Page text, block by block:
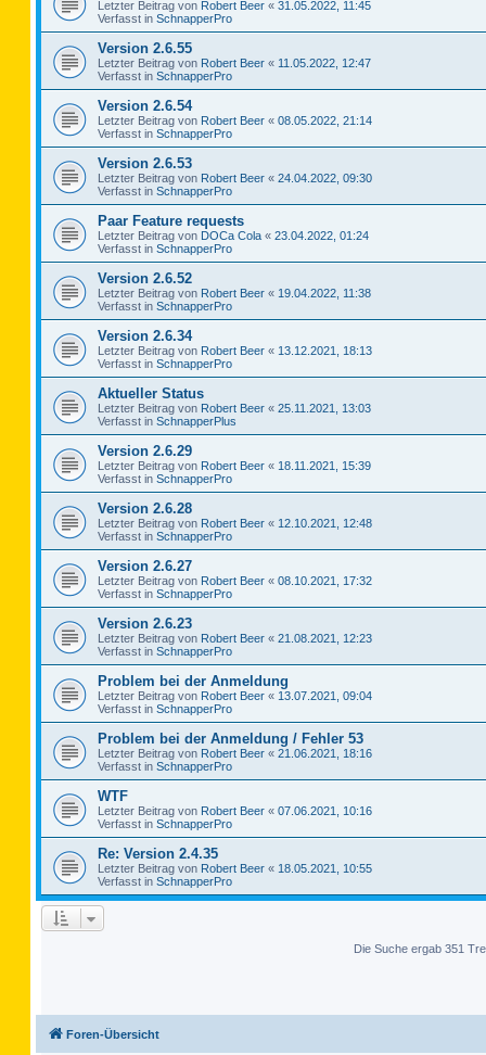
Letzter Beitrag von Robert Beer « 31.05.2022, 11:45
Verfasst in SchnapperPro
Version 2.6.55
Letzter Beitrag von Robert Beer « 11.05.2022, 12:47
Verfasst in SchnapperPro
Version 2.6.54
Letzter Beitrag von Robert Beer « 08.05.2022, 21:14
Verfasst in SchnapperPro
Version 2.6.53
Letzter Beitrag von Robert Beer « 24.04.2022, 09:30
Verfasst in SchnapperPro
Paar Feature requests
Letzter Beitrag von DOCa Cola « 23.04.2022, 01:24
Verfasst in SchnapperPro
Version 2.6.52
Letzter Beitrag von Robert Beer « 19.04.2022, 11:38
Verfasst in SchnapperPro
Version 2.6.34
Letzter Beitrag von Robert Beer « 13.12.2021, 18:13
Verfasst in SchnapperPro
Aktueller Status
Letzter Beitrag von Robert Beer « 25.11.2021, 13:03
Verfasst in SchnapperPlus
Version 2.6.29
Letzter Beitrag von Robert Beer « 18.11.2021, 15:39
Verfasst in SchnapperPro
Version 2.6.28
Letzter Beitrag von Robert Beer « 12.10.2021, 12:48
Verfasst in SchnapperPro
Version 2.6.27
Letzter Beitrag von Robert Beer « 08.10.2021, 17:32
Verfasst in SchnapperPro
Version 2.6.23
Letzter Beitrag von Robert Beer « 21.08.2021, 12:23
Verfasst in SchnapperPro
Problem bei der Anmeldung
Letzter Beitrag von Robert Beer « 13.07.2021, 09:04
Verfasst in SchnapperPro
Problem bei der Anmeldung / Fehler 53
Letzter Beitrag von Robert Beer « 21.06.2021, 18:16
Verfasst in SchnapperPro
WTF
Letzter Beitrag von Robert Beer « 07.06.2021, 10:16
Verfasst in SchnapperPro
Re: Version 2.4.35
Letzter Beitrag von Robert Beer « 18.05.2021, 10:55
Verfasst in SchnapperPro
Die Suche ergab 351
Foren-Übersicht